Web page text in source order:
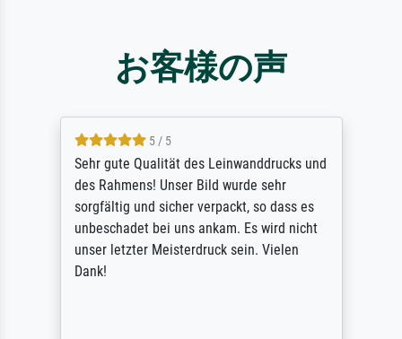
お客様の声
5 / 5
Sehr gute Qualität des Leinwanddrucks und
des Rahmens! Unser Bild wurde sehr
sorgfältig und sicher verpackt, so dass es
unbeschadet bei uns ankam. Es wird nicht
unser letzter Meisterdruck sein. Vielen
Dank!